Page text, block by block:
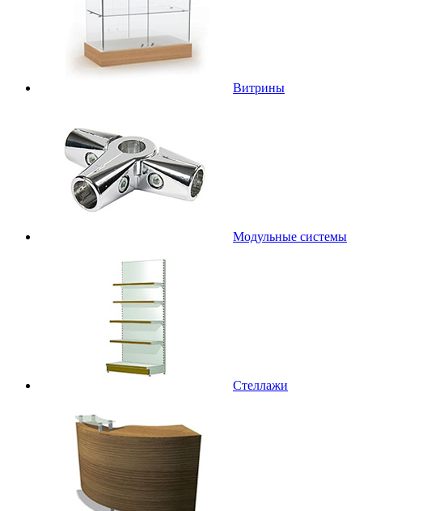
Витрины
Модульные системы
Стеллажи